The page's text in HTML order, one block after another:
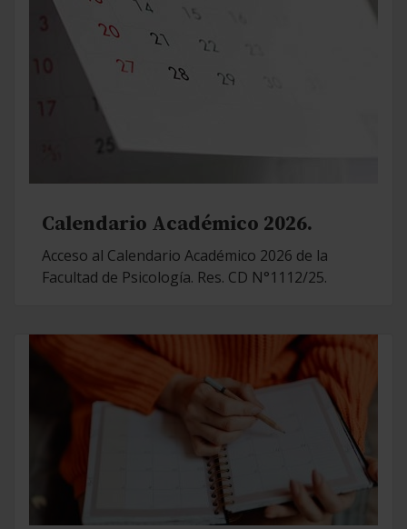
Calendario Académico 2026.
Acceso al Calendario Académico 2026 de la
Facultad de Psicología. Res. CD N°1112/25.